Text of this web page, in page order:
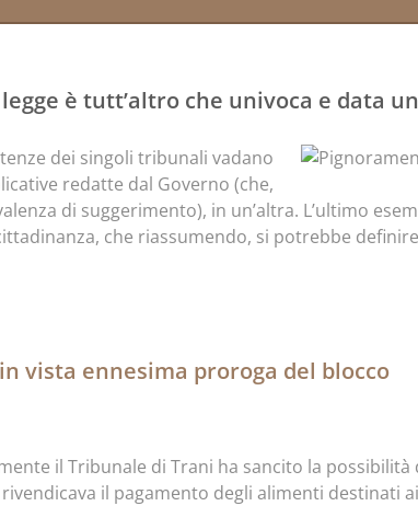
è tutt’altro che univoca e data
dei singoli tribunali vadano
redatte dal Governo (che,
di suggerimento), in un’altra. L’ultimo
che riassumendo, si potrebbe
vista ennesima proroga del blocco
il Tribunale di Trani ha sancito la
il pagamento degli alimenti destinati